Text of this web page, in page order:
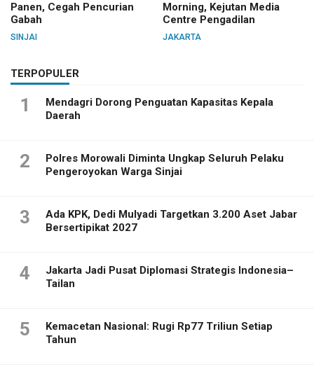
Panen, Cegah Pencurian
Gabah
SINJAI
Morning, Kejutan Media
Centre Pengadilan
JAKARTA
TERPOPULER
1
Mendagri Dorong Penguatan Kapasitas Kepala
Daerah
2
Polres Morowali Diminta Ungkap Seluruh Pelaku
Pengeroyokan Warga Sinjai
3
Ada KPK, Dedi Mulyadi Targetkan 3.200 Aset Jabar
Bersertipikat 2027
4
Jakarta Jadi Pusat Diplomasi Strategis Indonesia–
Tailan
5
Kemacetan Nasional: Rugi Rp77 Triliun Setiap
Tahun